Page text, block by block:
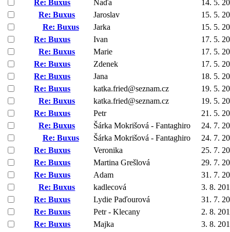
Re: Buxus
Naďa
14. 5.
Re: Buxus
Jaroslav
15. 5.
Re: Buxus
Jarka
15. 5.
Re: Buxus
Ivan
17. 5.
Re: Buxus
Marie
17. 5.
Re: Buxus
Zdenek
17. 5.
Re: Buxus
Jana
18. 5.
Re: Buxus
katka.fried@seznam.cz
19. 5.
Re: Buxus
katka.fried@seznam.cz
19. 5.
Re: Buxus
Petr
21. 5.
Re: Buxus
Šárka Mokrišová - Fantaghiro
24. 7.
Re: Buxus
Šárka Mokrišová - Fantaghiro
24. 7.
Re: Buxus
Veronika
25. 7.
Re: Buxus
Martina Grešlová
29. 7.
Re: Buxus
Adam
31. 7.
Re: Buxus
kadlecová
3. 8.
Re: Buxus
Lydie Paďourová
31. 7.
Re: Buxus
Petr - Klecany
2. 8.
Re: Buxus
Majka
3. 8.